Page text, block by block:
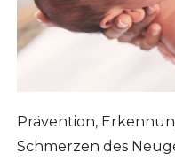
Prävention,
Schmerzen des